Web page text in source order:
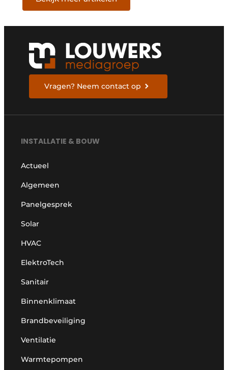
Vragen? Neem contact op
INSTALLATIE & BOUW
Actueel
Algemeen
Panelgesprek
Solar
HVAC
ElektroTech
Sanitair
Binnenklimaat
Brandbeveiliging
Ventilatie
Warmtepompen